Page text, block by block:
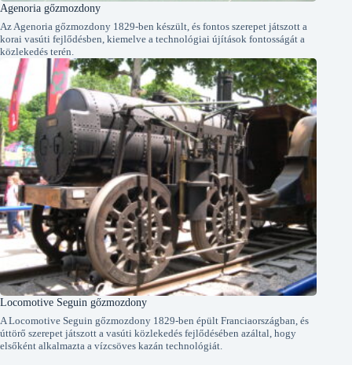
Agenoria gőzmozdony
Az Agenoria gőzmozdony 1829-ben készült, és fontos szerepet játszott a
korai vasúti fejlődésben, kiemelve a technológiai újítások fontosságát a
közlekedés terén.
Locomotive Seguin gőzmozdony
A Locomotive Seguin gőzmozdony 1829-ben épült Franciaországban, és
úttörő szerepet játszott a vasúti közlekedés fejlődésében azáltal, hogy
elsőként alkalmazta a vízcsöves kazán technológiát.